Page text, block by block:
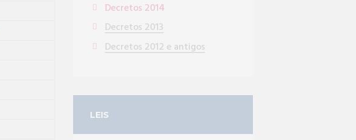
Decretos 2014
Decretos 2013
Decretos 2012 e antigos
LEIS